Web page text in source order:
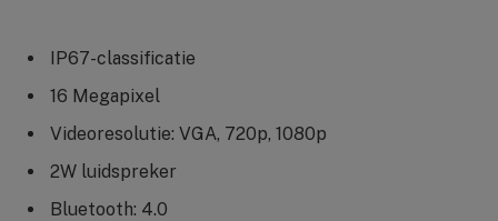
IP67-classificatie
16 Megapixel
Videoresolutie: VGA, 720p, 1080p
2W luidspreker
Bluetooth: 4.0